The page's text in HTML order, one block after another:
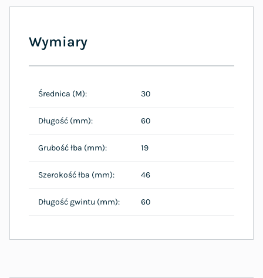
Wymiary
Średnica (M): 30
Długość (mm): 60
Grubość łba (mm): 19
Szerokość łba (mm): 46
Długość gwintu (mm): 60